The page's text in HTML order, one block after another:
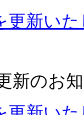
更新い
新のお